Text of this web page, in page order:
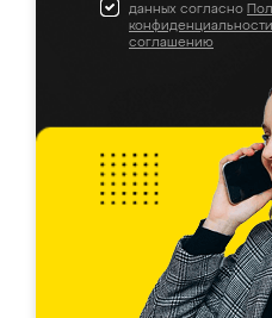
данных согласно
конфиденциальности
соглашению